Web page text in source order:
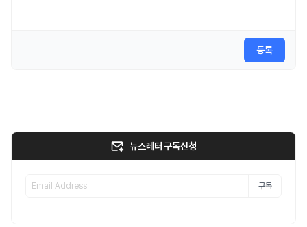
등록
뉴스레터 구독신청
구독